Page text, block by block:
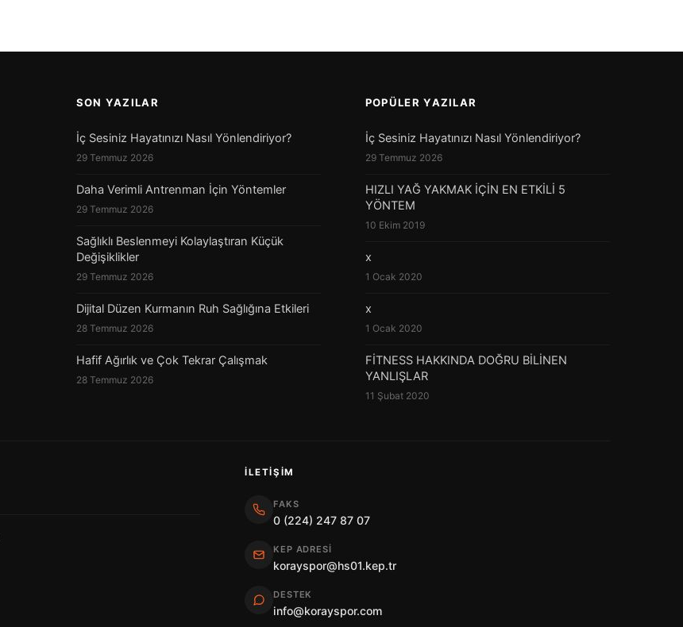
SON YAZILAR
İç Sesiniz Hayatınızı Nasıl Yönlendiriyor?
29 Temmuz 2026
Daha Verimli Antrenman İçin Yöntemler
29 Temmuz 2026
Sağlıklı Beslenmeyi Kolaylaştıran Küçük
Değişiklikler
29 Temmuz 2026
Dijital Düzen Kurmanın Ruh Sağlığına Etkileri
28 Temmuz 2026
Hafif Ağırlık ve Çok Tekrar Çalışmak
28 Temmuz 2026
POPÜLER YAZILAR
İç Sesiniz Hayatınızı Nasıl Yönlendiriyor?
29 Temmuz 2026
HIZLI YAĞ YAKMAK İÇİN EN ETKİLİ 5
YÖNTEM
10 Ekim 2019
x
1 Ocak 2020
x
1 Ocak 2020
FİTNESS HAKKINDA DOĞRU BİLİNEN
YANLIŞLAR
11 Şubat 2020
İLETIŞIM
FAKS
0 (224) 247 87 07
KEP ADRESI
korayspor@hs01.kep.tr
DESTEK
info@korayspor.com